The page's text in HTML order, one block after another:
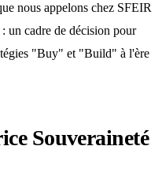
nous appelons chez SFEIR
: un cadre de décision pour
"Buy" et "Build" à l'ère
Souveraineté